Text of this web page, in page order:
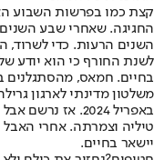
קצת כמו בפרשות השבוע
השנים הרעות. כדי לשרוד,
לשנת החורף כי הוא יודע
בחיים. חמאס, מהסתגלנים
משלטון מדינתי לארגון
באפריל 2024. אז
טיליה וצמרתה. אחרי
יישאר בחיים.